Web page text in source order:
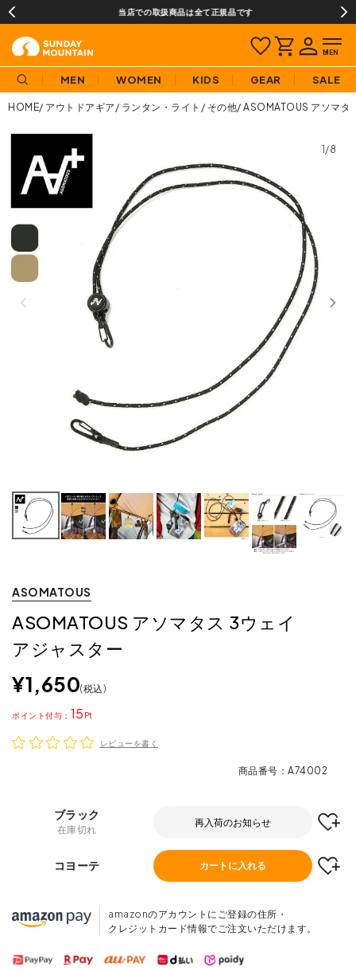
当店での取扱商品は全て正規品です
MEN WOMEN KIDS GEAR SALE
HOME アウトドアギア ランタン・ライト その他 ASOMATOUS アソマタ
1/8
ASOMATOUS
ASOMATOUS アソマタス 3ウェイ
アジャスター
¥1,650 税込
15
ポイント
レビューを書く
商品番号 A74002
ブラック
在庫切れ
再入荷のお知らせ
コヨーテ カートに入れる
amazonのアカウントにご登録の住所・
クレジットカード情報でご注文いただけます。